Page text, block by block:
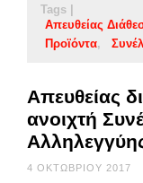
Tags |
Απευθείας
Προϊόντα
Απευθείας
ανοιχτή
4 ΟΚΤΩΒΡΊΟΥ 2017